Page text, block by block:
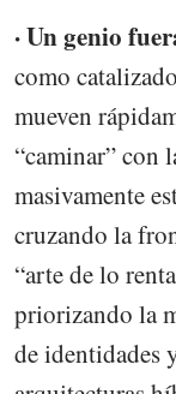
· Un genio
como
mueven
“caminar” con
masivamente
cruzando la
“arte de lo
priorizando la
de identidades